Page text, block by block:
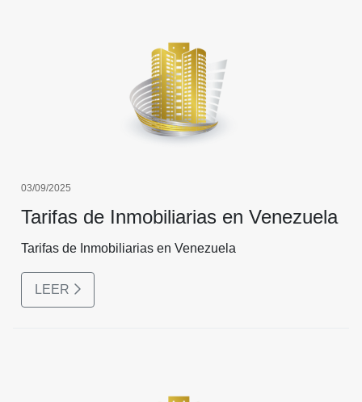
03/09/2025
Tarifas de Inmobiliarias en Venezuela
Tarifas de Inmobiliarias en Venezuela
LEER